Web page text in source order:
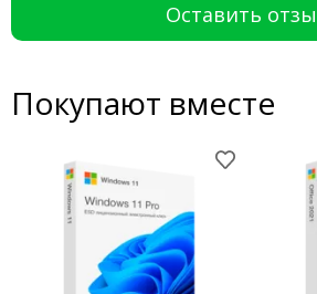
Оставить
Покупают вместе